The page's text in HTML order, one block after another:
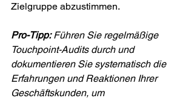
Zielgruppe abzustimmen.
Pro-Tipp: Führen Sie regelmäßige
Touchpoint-Audits durch und
dokumentieren Sie systematisch die
Erfahrungen und Reaktionen Ihrer
Geschäftskunden, um